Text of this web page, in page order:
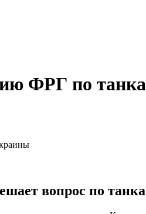
ФРГ по
вопрос по